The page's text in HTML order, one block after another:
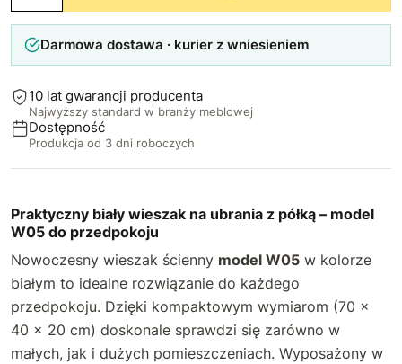
Darmowa dostawa · kurier z wniesieniem
10 lat gwarancji producenta
Najwyższy standard w branży meblowej
Dostępność
Produkcja od 3 dni roboczych
Praktyczny biały wieszak na ubrania z półką – model
W05 do przedpokoju
Nowoczesny wieszak ścienny model W05 w kolorze
białym to idealne rozwiązanie do każdego
przedpokoju. Dzięki kompaktowym wymiarom (70 ×
40 × 20 cm) doskonale sprawdzi się zarówno w
małych, jak i dużych pomieszczeniach. Wyposażony w